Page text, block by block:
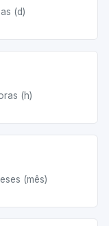
(d)
(h)
(mês)